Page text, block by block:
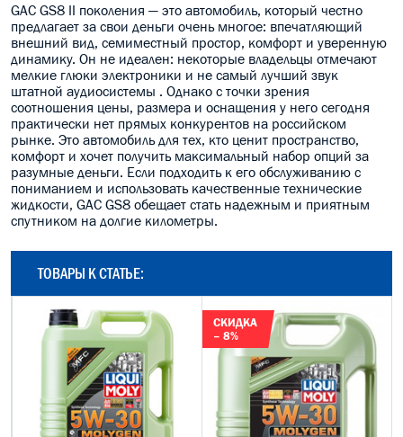
GAC GS8 II поколения — это автомобиль, который честно
предлагает за свои деньги очень многое: впечатляющий
внешний вид, семиместный простор, комфорт и уверенную
динамику. Он не идеален: некоторые владельцы отмечают
мелкие глюки электроники и не самый лучший звук
штатной аудиосистемы . Однако с точки зрения
соотношения цены, размера и оснащения у него сегодня
практически нет прямых конкурентов на российском
рынке. Это автомобиль для тех, кто ценит пространство,
комфорт и хочет получить максимальный набор опций за
разумные деньги. Если подходить к его обслуживанию с
пониманием и использовать качественные технические
жидкости, GAC GS8 обещает стать надежным и приятным
спутником на долгие километры.
ТОВАРЫ К СТАТЬЕ:
СКИДКА
– 8%